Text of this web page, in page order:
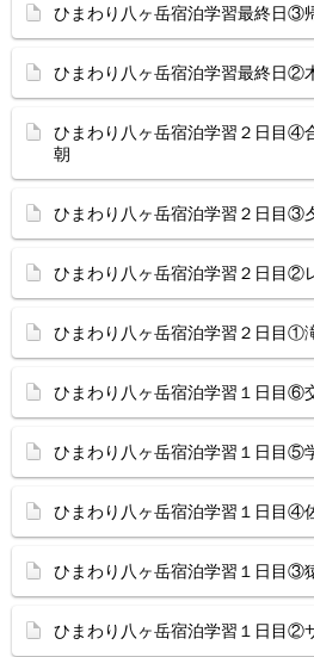
ひまわり八ヶ岳宿泊学習最終日③
ひまわり八ヶ岳宿泊学習最終日②
ひまわり八ヶ岳宿泊学習２日目④
朝
ひまわり八ヶ岳宿泊学習２日目③
ひまわり八ヶ岳宿泊学習２日目②
ひまわり八ヶ岳宿泊学習２日目①
ひまわり八ヶ岳宿泊学習１日目⑥
ひまわり八ヶ岳宿泊学習１日目⑤
ひまわり八ヶ岳宿泊学習１日目④
ひまわり八ヶ岳宿泊学習１日目③
ひまわり八ヶ岳宿泊学習１日目②